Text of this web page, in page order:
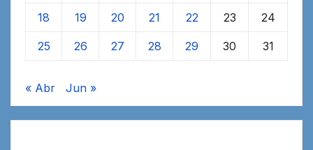
18 19 20 21 22 23 24
25 26 27 28 29 30 31
« Abr Jun »